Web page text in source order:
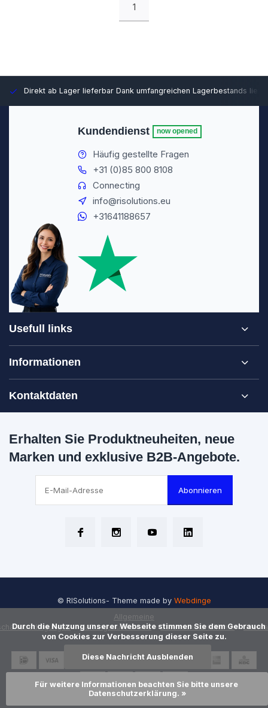
1
Direkt ab Lager lieferbar Dank umfangreichen Lagerbestands
Kundendienst now opened
Häufig gestellte Fragen
+31 (0)85 800 8108
Connecting
info@risolutions.eu
+31641188657
Usefull links
Informationen
Kontaktdaten
Erhalten Sie Produktneuheiten, neue
Marken und exklusive B2B-Angebote.
Abonnieren
Allgemeine
Haftungsausschluss Datenschutzrichtlinie
© RISolutions- Theme made by Webdinge
      Durch die Nutzung unserer Webseite stimmen Sie dem Gebrauch
von Cookies zur Verbesserung dieser Seite zu.
Diese Nachricht Ausblenden
Für weitere Informationen beachten Sie bitte unsere
Datenschutzerklärung. »